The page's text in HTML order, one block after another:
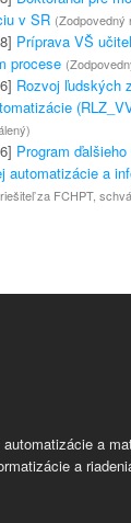
v SR (Zodpovedný
Príprava VŠ
procese
Rozvoj ľudských
Program
automatizácie a
za FCHPT,
a
a